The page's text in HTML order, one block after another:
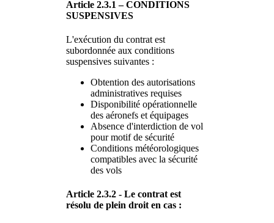
Article 2.3.1 – CONDITIONS
SUSPENSIVES
L'exécution du contrat est
subordonnée aux conditions
suspensives suivantes :
Obtention des autorisations
administratives requises
Disponibilité opérationnelle
des aéronefs et équipages
Absence d'interdiction de vol
pour motif de sécurité
Conditions météorologiques
compatibles avec la sécurité
des vols
Article 2.3.2 - Le contrat est
résolu de plein droit en cas :